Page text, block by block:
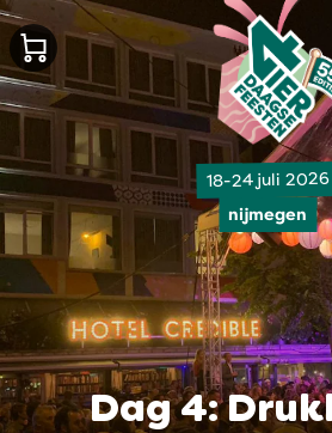
18-24 juli 2026
nijmegen
Dag 4: